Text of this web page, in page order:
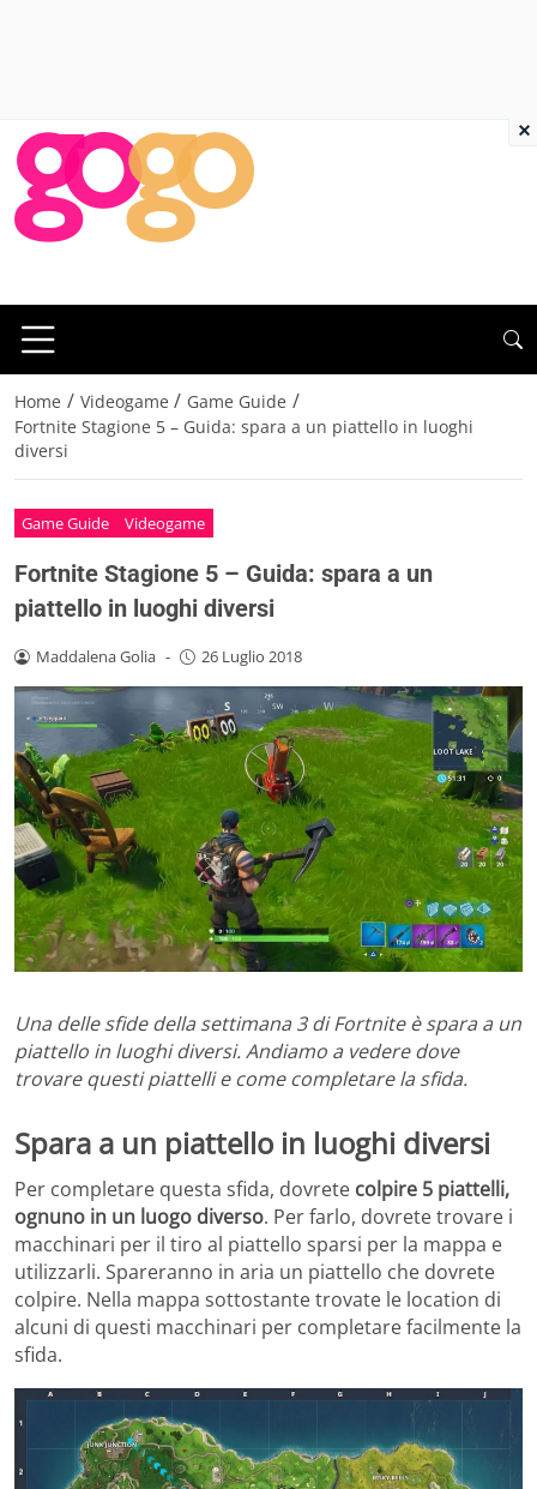
Home / Videogame / Game Guide /
Fortnite Stagione 5 – Guida: spara a un piattello in luoghi
diversi
Game Guide Videogame
Fortnite Stagione 5 – Guida: spara a un
piattello in luoghi diversi
Maddalena Golia - 26 Luglio 2018
Una delle sfide della settimana 3 di Fortnite è spara a un
piattello in luoghi diversi. Andiamo a vedere dove
trovare questi piattelli e come completare la sfida.
Spara a un piattello in luoghi diversi
Per completare questa sfida, dovrete colpire 5 piattelli,
ognuno in un luogo diverso. Per farlo, dovrete trovare i
macchinari per il tiro al piattello sparsi per la mappa e
utilizzarli. Spareranno in aria un piattello che dovrete
colpire. Nella mappa sottostante trovate le location di
alcuni di questi macchinari per completare facilmente la
sfida.
×